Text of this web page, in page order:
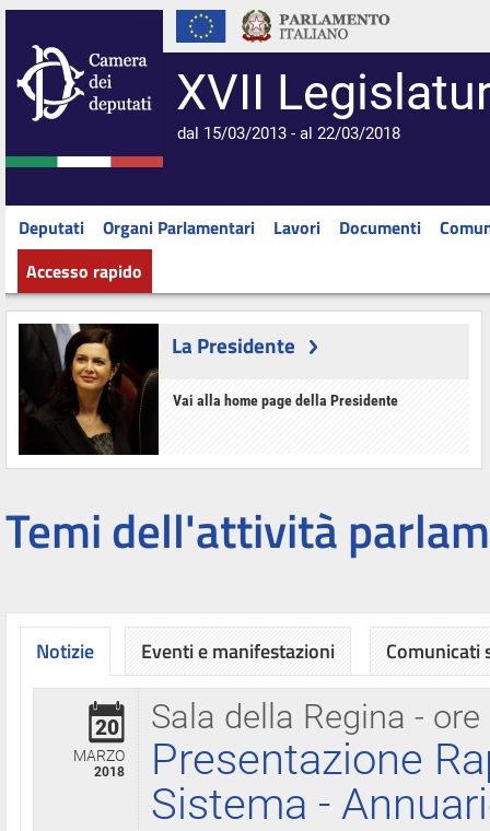
XVII
dal 15/03/2013 - al 22/03/2018
Deputati Organi Parlamentari Lavori Documenti
Accesso rapido
La Presidente
Vai alla home page della Presidente
Temi dell'attività
Notizie
Sala della Regina - ore
20
MARZO
2018
Presentazione
Sistema -
Eventi e manifestazioni Comunicati